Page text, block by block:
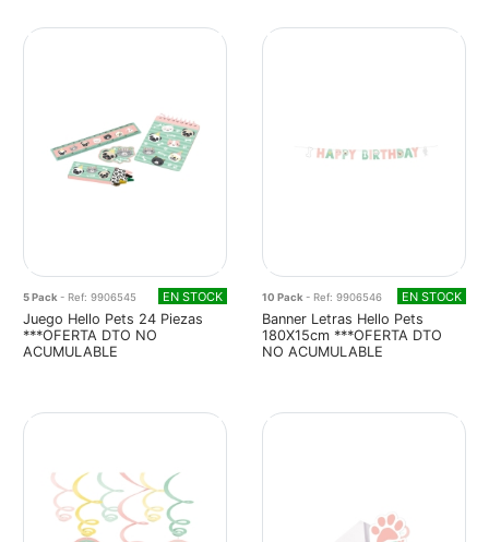
5 Pack- Ref: 9906545 EN STOCK
Juego Hello Pets 24 Piezas
***OFERTA DTO NO
ACUMULABLE
10 Pack- Ref: 9906546 EN STOCK
Banner Letras Hello Pets
180X15cm ***OFERTA DTO
NO ACUMULABLE